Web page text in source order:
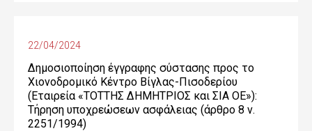
22/04/2024
Δημοσιοποίηση έγγραφης σύστασης προς το
Χιονοδρομικό Κέντρο Βίγλας-Πισοδερίου
(Εταιρεία «ΤΟΤΤΗΣ ΔΗΜΗΤΡΙΟΣ και ΣΙΑ ΟΕ»):
Τήρηση υποχρεώσεων ασφάλειας (άρθρο 8 ν.
2251/1994)